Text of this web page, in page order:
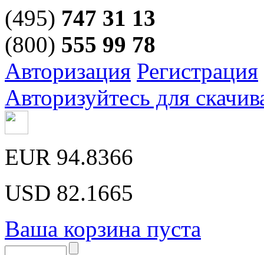
(495) 747 31 13
(800) 555 99 78
Авторизация Регистрация
Авторизуйтесь для
EUR 94.8366
USD 82.1665
Ваша корзина пуста